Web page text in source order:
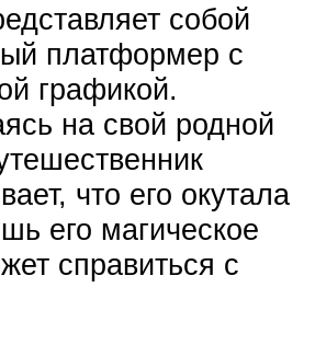
собой
платформер с
графикой.
на свой родной
что его окутала
его магическое
справиться с